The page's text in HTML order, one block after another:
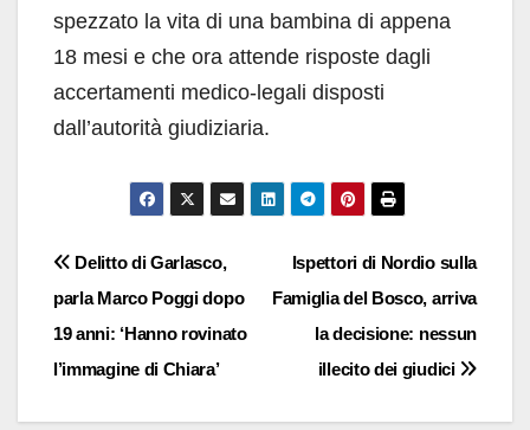
spezzato la vita di una bambina di appena
18 mesi e che ora attende risposte dagli
accertamenti medico-legali disposti
dall’autorità giudiziaria.
Navigazione
articoli
Ispettori di Nordio sulla
Famiglia del Bosco, arriva
la decisione: nessun
illecito dei giudici
Delitto di Garlasco,
parla Marco Poggi dopo
19 anni: ‘Hanno rovinato
l’immagine di Chiara’